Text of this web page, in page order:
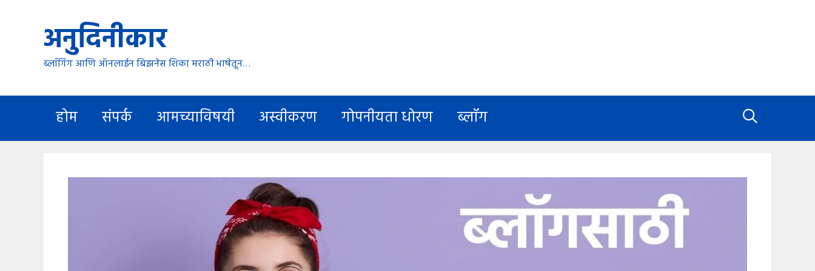
अनुदिनीकार
ब्लॉगिंग आणि ऑनलाईन बिझनेस शिका मराठी भाषेतून…
होम संपर्क आमच्याविषयी अस्वीकरण गोपनीयता धोरण ब्लॉग